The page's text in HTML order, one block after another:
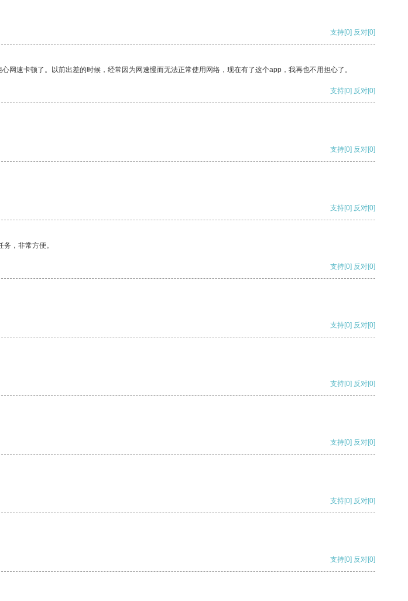
支持[0] 反对[0]
速卡顿了。以前出差的时候，经常因为网速慢而无法正常使用网络，现在有了这个app，我再也不用担心了。
支持[0] 反对[0]
支持[0] 反对[0]
支持[0] 反对[0]
，非常方便。
支持[0] 反对[0]
支持[0] 反对[0]
支持[0] 反对[0]
支持[0] 反对[0]
支持[0] 反对[0]
支持[0] 反对[0]